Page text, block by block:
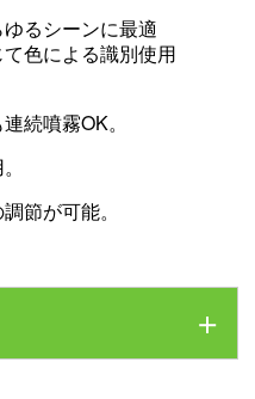
るシーンに最適
色による識別使用
続噴霧OK。
節が可能。